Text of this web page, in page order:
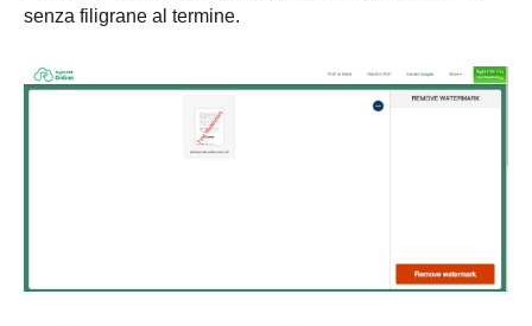
senza filigrane al termine.